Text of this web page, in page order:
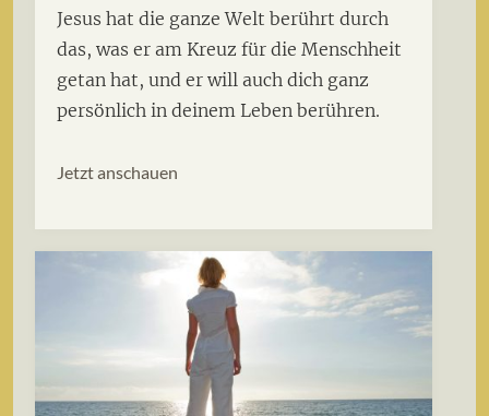
Jesus hat die ganze Welt berührt durch
das, was er am Kreuz für die Menschheit
getan hat, und er will auch dich ganz
persönlich in deinem Leben berühren.
Jetzt anschauen